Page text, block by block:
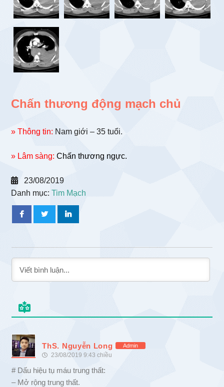
Chấn thương động mạch chủ
» Thông tin: Nam giới – 35 tuổi.
» Lâm sàng: Chấn thương ngực.
23/08/2019
Danh mục:Tim Mạch
ThS. Nguyễn Long Admin
23/08/2019 9:43 chiều
# Dấu hiệu tụ máu trung thất:
– Mở rộng trung thất.